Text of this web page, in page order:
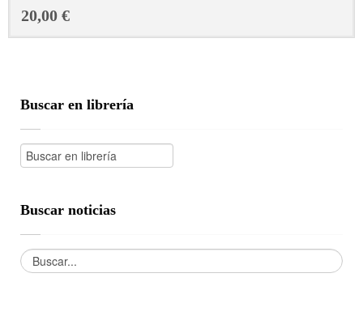
20,00 €
Buscar en librería
Buscar noticias